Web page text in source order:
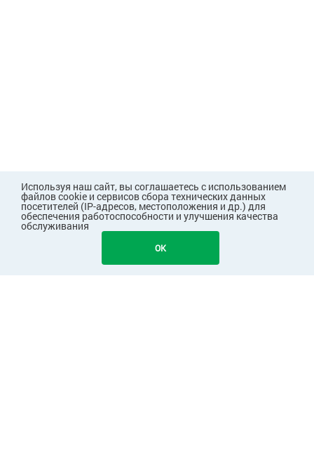
Используя наш сайт, вы соглашаетесь с использованием
файлов cookie и сервисов сбора технических данных
посетителей (IP-адресов, местоположения и др.) для
обеспечения работоспособности и улучшения качества
обслуживания
OK